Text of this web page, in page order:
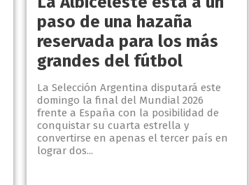
paso de una hazaña
reservada para los más
grandes del fútbol
La Selección Argentina disputará este
domingo la final del Mundial 2026
frente a España con la posibilidad de
conquistar su cuarta estrella y
convertirse en apenas el tercer país en
lograr dos...